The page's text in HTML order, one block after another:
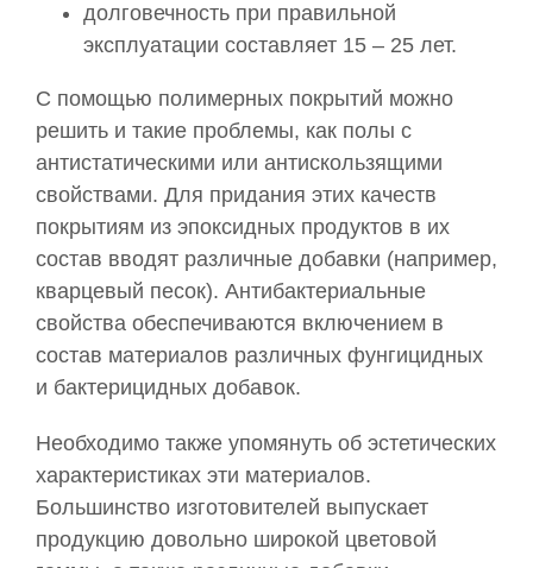
долговечность при правильной
эксплуатации составляет 15 – 25 лет.
С помощью полимерных покрытий можно
решить и такие проблемы, как полы с
антистатическими или антискользящими
свойствами. Для придания этих качеств
покрытиям из эпоксидных продуктов в их
состав вводят различные добавки (например,
кварцевый песок). Антибактериальные
свойства обеспечиваются включением в
состав материалов различных фунгицидных
и бактерицидных добавок.
Необходимо также упомянуть об эстетических
характеристиках эти материалов.
Большинство изготовителей выпускает
продукцию довольно широкой цветовой